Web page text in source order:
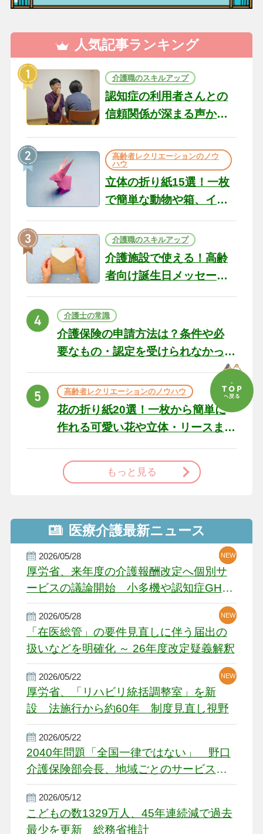
人気記事ランキング
介護職のスキルアップ
認知症の利用者さんとの
信頼関係が深まる声かけ
の現場から（22）
高齢者レクリエーションのノウ
ハウ
立体の折り紙15選！一枚
で簡単な動物や箱、イン
介護職のスキルアップ
介護施設で使える！高齢
者向け誕生日メッセージ
ト
介護士の常識
介護保険の申請方法は？条件や必
要なもの・認定を受けられなかっ
高齢者レクリエーションのノウハウ
花の折り紙20選！一枚から簡単に
作れる可愛い花や立体・リースま
もっと見る
医療介護最新ニュース
2026/05/28
厚労省、来年度の介護報酬改定へ個別サ
ービスの議論開始 小多機や認知症GH、
厳しい経営環境に危機感
NEW
NEW
NEW
2026/05/28
「在医総管」の要件見直しに伴う届出の
扱いなどを明確化 ～ 26年度改定疑義解釈
NEW
NEW
2026/05/22
厚労省、「リハビリ統括調整室」を新
設 法施行から約60年 制度見直し視野
NEW
2026/05/22
2040年問題「全国一律ではない」 野口
介護保険部会長、地域ごとのサービス基
盤整備を促す
2026/05/12
こどもの数1329万人、45年連続減で過去
最少を更新 総務省推計